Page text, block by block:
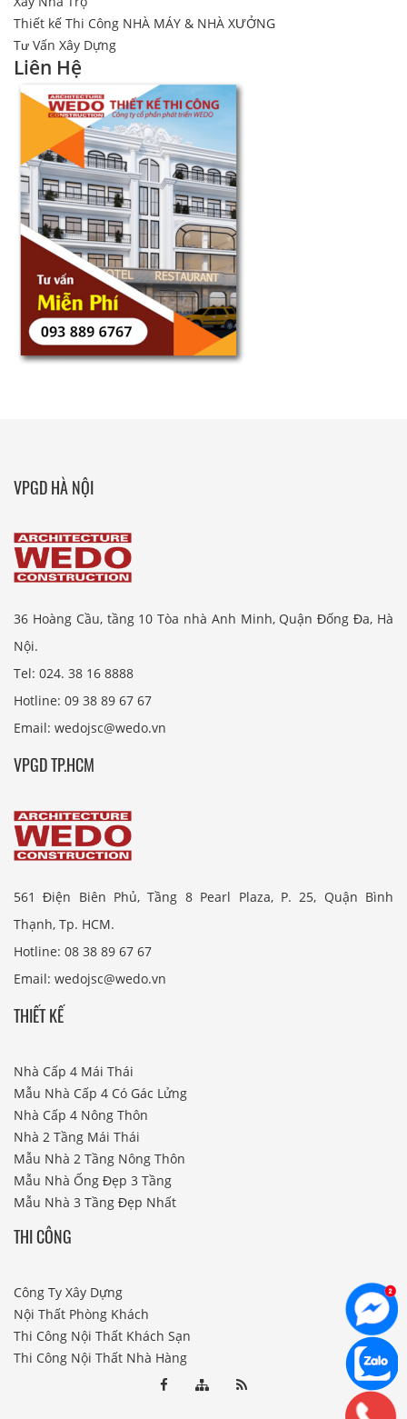
Thiết kế Thi Công NHÀ MÁY & NHÀ XƯỞNG
Tư Vấn Xây Dựng
Liên Hệ
VPGD HÀ NỘI
36 Hoàng Cầu, tầng 10 Tòa nhà Anh Minh, Quận Đống Đa, Hà
Nội.
Tel: 024. 38 16 8888
Hotline: 09 38 89 67 67
Email: wedojsc@wedo.vn
VPGD TP.HCM
561 Điện Biên Phủ, Tầng 8 Pearl Plaza, P. 25, Quận Bình
Thạnh, Tp. HCM.
Hotline: 08 38 89 67 67
Email: wedojsc@wedo.vn
THIẾT KẾ
Nhà Cấp 4 Mái Thái
Mẫu Nhà Cấp 4 Có Gác Lửng
Nhà Cấp 4 Nông Thôn
Nhà 2 Tầng Mái Thái
Mẫu Nhà 2 Tầng Nông Thôn
Mẫu Nhà Ống Đẹp 3 Tầng
Mẫu Nhà 3 Tầng Đẹp Nhất
THI CÔNG
Công Ty Xây Dựng
Nội Thất Phòng Khách
Thi Công Nội Thất Khách Sạn
Thi Công Nội Thất Nhà Hàng